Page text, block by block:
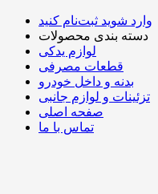
وارد شوید ثبت‌نام کنید
دسته بندی محصولات
لوازم یدکی
قطعات مصرفی
بدنه و داخل خودرو
تزئینات و لوازم جانبی
صفحه اصلی
تماس با ما